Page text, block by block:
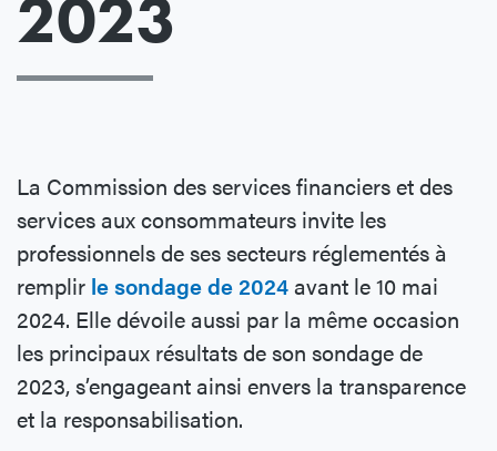
2023
La Commission des services financiers et des
services aux consommateurs invite les
professionnels de ses secteurs réglementés à
remplir le sondage de 2024avant le 10 mai
2024. Elle dévoile aussi par la même occasion
les principaux résultats de son sondage de
2023, s’engageant ainsi envers la transparence
et la responsabilisation.